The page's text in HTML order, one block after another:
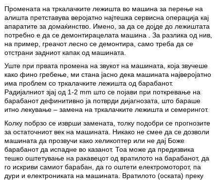
Промената на тркалачките лежишта во машина за перење на
алишта претставува веројатно најтешка сервисна операција кај
апаратите за домаќинство. Имено, за да се дојде до лежиштата
потребно е да се демонтирацелата машина . За разлика од нив,
на пример, греачот лесно се демонтира, само треба да се
отстра­ни задниот капак од машината.
Уште при првата промена на звукот на машината, која звуче­ше
како фино гребење, ми стана јасно дека машината најверојатно
има проблем со тркалачките лежишта од барабанот.
Радијалниот зјај од 1-2 mm што се појави при поткревање на
барабанот дефи­нитивно ја потврди дијагнозата, што бараше
итно лекување – замена на тркалачките лежишта и семерингот.
Колку побрзо се изврши замената, толку подобри се прогнози­те
за остаточниот век на машината. Никако не смее да се дозволи
машината да прозвучи како хеликоптер или не дај Боже
барабанот да испадне во казанот. Тоа може да предизвика
тешко оштету­вање на ракавецот од вратилото на барабанот, да
го искриви самиот барабан, да го оштети електромоторот, па
дури и електро­никата на машината. Вратилото (оската) преку